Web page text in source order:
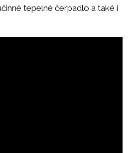
tepelné čerpadlo a také i